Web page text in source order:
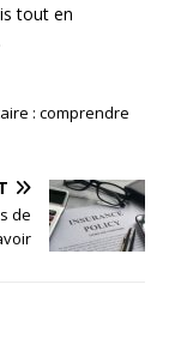
tout en
: comprendre
de